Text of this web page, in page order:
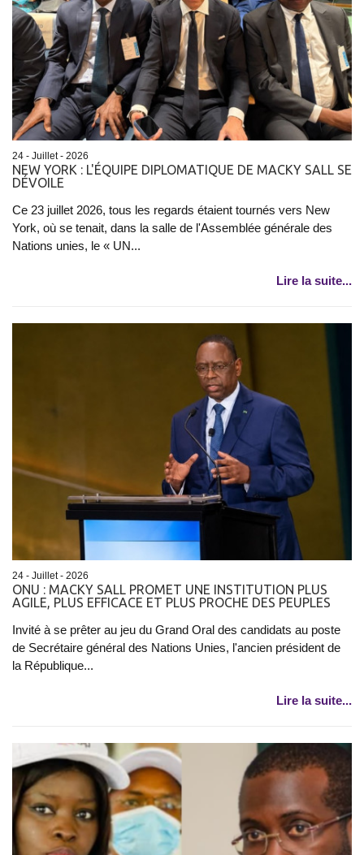
24 - Juillet - 2026
NEW YORK : L'ÉQUIPE DIPLOMATIQUE DE MACKY SALL SE
DÉVOILE
Ce 23 juillet 2026, tous les regards étaient tournés vers New
York, où se tenait, dans la salle de l'Assemblée générale des
Nations unies, le « UN...
Lire la suite...
24 - Juillet - 2026
ONU : MACKY SALL PROMET UNE INSTITUTION PLUS
AGILE, PLUS EFFICACE ET PLUS PROCHE DES PEUPLES
Invité à se prêter au jeu du Grand Oral des candidats au poste
de Secrétaire général des Nations Unies, l'ancien président de
la République...
Lire la suite...